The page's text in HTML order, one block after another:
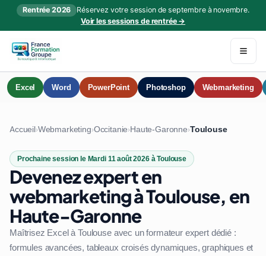
Rentrée 2026
Réservez votre session de septembre à novembre.
Voir les sessions de rentrée →
Excel Word PowerPoint Photoshop Webmarketing
Accueil›Webmarketing›Occitanie›Haute-Garonne›Toulouse
Prochaine session le Mardi 11 août 2026 à Toulouse
Devenez expert en
webmarketing à Toulouse, en
Haute-Garonne
Maîtrisez Excel à Toulouse avec un formateur expert dédié :
formules avancées, tableaux croisés dynamiques, graphiques et